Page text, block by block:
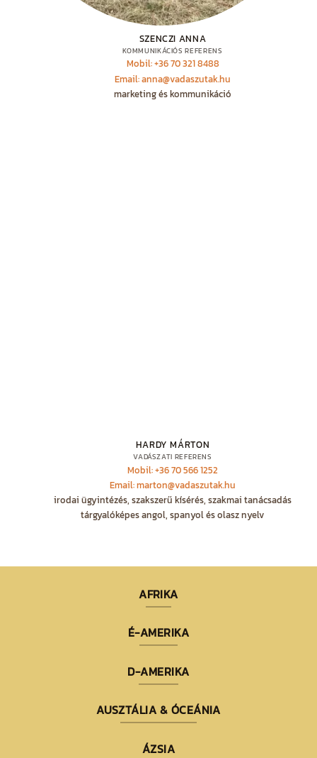
SZENCZI ANNA
KOMMUNIKÁCIÓS REFERENS
Mobil: +36 70 321 8488
Email: anna@vadaszutak.hu
marketing és kommunikáció
HARDY MÁRTON
VADÁSZATI REFERENS
Mobil: +36 70 566 1252
Email: marton@vadaszutak.hu
irodai ügyintézés, szakszerű kísérés, szakmai tanácsadás
tárgyalóképes angol, spanyol és olasz nyelv
AFRIKA
É-AMERIKA
D-AMERIKA
AUSZTÁLIA & ÓCEÁNIA
ÁZSIA